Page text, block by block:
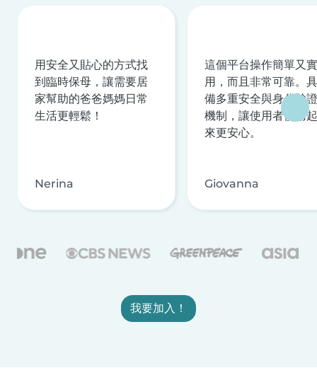
用安全又貼心的方式找
到臨時保母，讓需要居
家幫助的爸爸媽媽日常
生活更輕鬆！
Nerina
這個平台操作簡單又實
用，而且非常可靠。具
備多重安全與身分驗證
機制，讓使用者使用起
來更安心。
Giovanna
我要加入！